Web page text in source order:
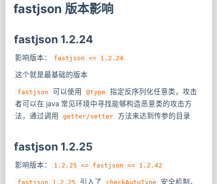
fastjson 版本影响
fastjson 1.2.24
影响版本： fastjson <= 1.2.24
这个就是最基础的版本
fastjson ​ 可以使用 @type
​ 指定反序列化任意类，攻击
者可以在 java 常见环境中寻找能够构造恶意类的攻击方
法，通过调用
getter/setter 方法来达到传参的目录
fastjson 1.2.25
影响版本： 1.2.25 <= fastjson <= 1.2.42
fastjson 1.2.25 ​ 引入了 checkAutoType
安全机制，